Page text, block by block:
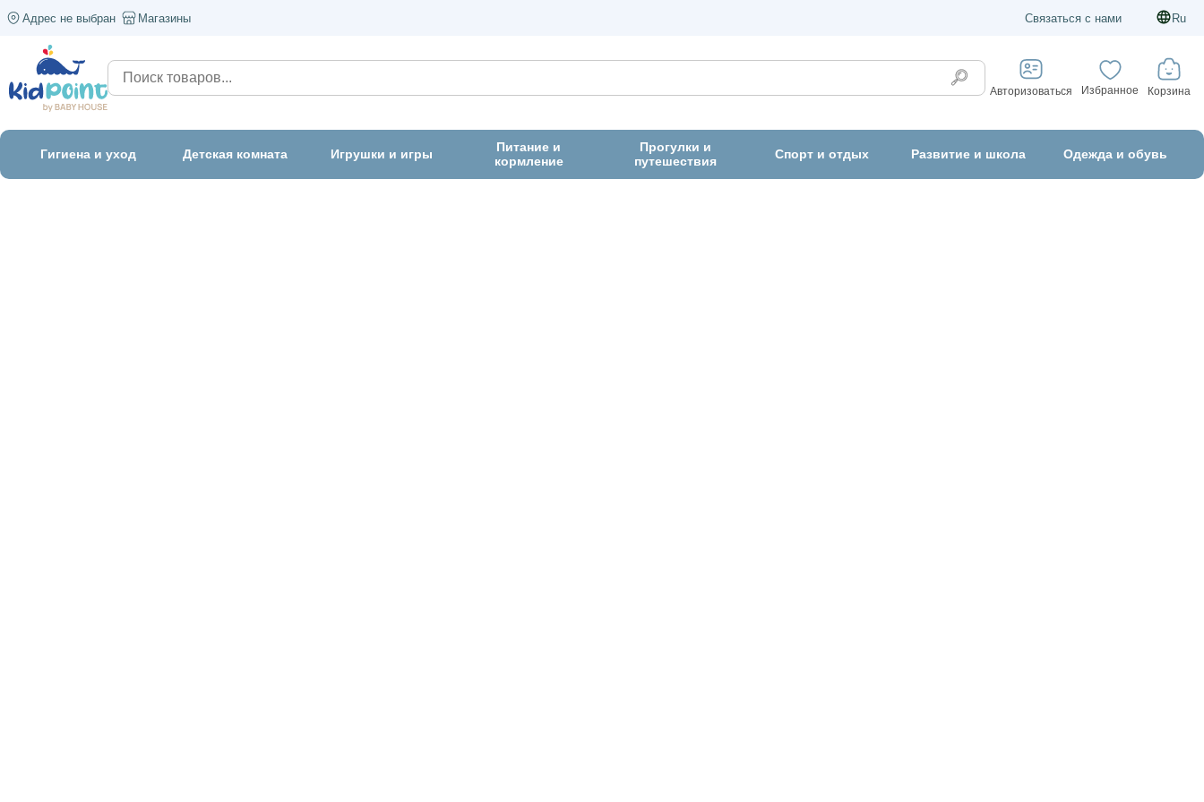
Адрес не выбран Магазины Связаться с нами Ru
Авторизоваться Избранное Корзина
Гигиена и уход Детская комната Игрушки и игры
Питание и
кормление
Прогулки и
путешествия
Спорт и отдых Развитие и школа Одежда и обувь